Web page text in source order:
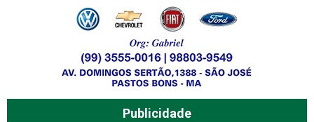
Publicidade